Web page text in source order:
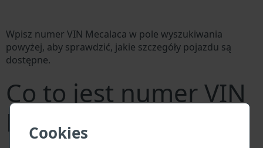
Cookies
Wpisz numer VIN Mecalaca w pole wyszukiwania
powyżej, aby sprawdzić, jakie szczegóły pojazdu są
dostępne.
Co to jest numer VIN
Mecalaca?